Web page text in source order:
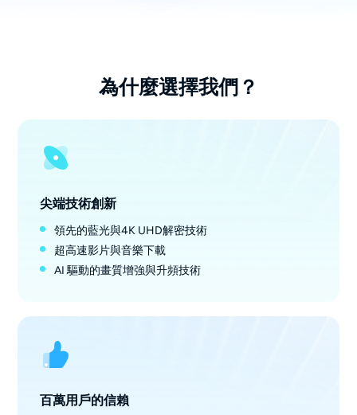
為什麼選擇我們？
尖端技術創新
領先的藍光與4K UHD解密技術
超高速影片與音樂下載
AI 驅動的畫質增強與升頻技術
百萬用戶的信賴